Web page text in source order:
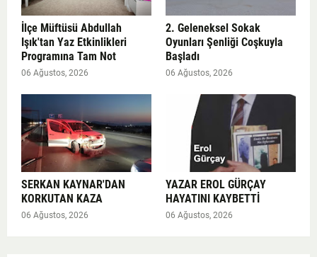
İlçe Müftüsü Abdullah
Işık'tan Yaz Etkinlikleri
Programına Tam Not
06 Ağustos, 2026
2. Geleneksel Sokak
Oyunları Şenliği Coşkuyla
Başladı
06 Ağustos, 2026
SERKAN KAYNAR'DAN
KORKUTAN KAZA
06 Ağustos, 2026
YAZAR EROL GÜRÇAY
HAYATINI KAYBETTİ
06 Ağustos, 2026